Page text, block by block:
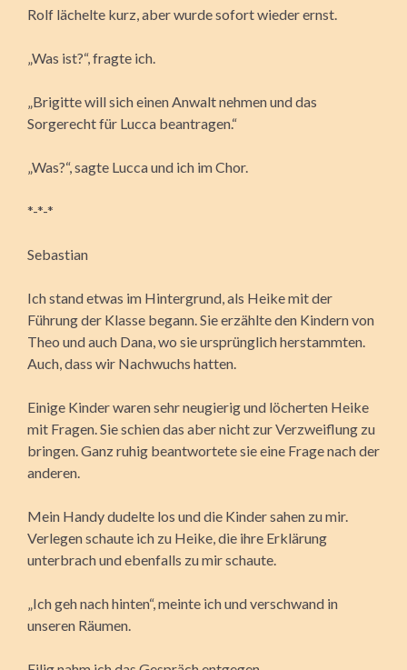
Rolf lächelte kurz, aber wurde sofort wieder ernst.
„Was ist?“, fragte ich.
„Brigitte will sich einen Anwalt nehmen und das
Sorgerecht für Lucca beantragen.“
„Was?“, sagte Lucca und ich im Chor.
*-*-*
Sebastian
Ich stand etwas im Hintergrund, als Heike mit der
Führung der Klasse begann. Sie erzählte den Kindern von
Theo und auch Dana, wo sie ursprünglich herstammten.
Auch, dass wir Nachwuchs hatten.
Einige Kinder waren sehr neugierig und löcherten Heike
mit Fragen. Sie schien das aber nicht zur Verzweiflung zu
bringen. Ganz ruhig beantwortete sie eine Frage nach der
anderen.
Mein Handy dudelte los und die Kinder sahen zu mir.
Verlegen schaute ich zu Heike, die ihre Erklärung
unterbrach und ebenfalls zu mir schaute.
„Ich geh nach hinten“, meinte ich und verschwand in
unseren Räumen.